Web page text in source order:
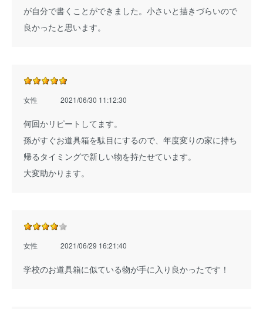
が自分で書くことができました。小さいと描きづらいので
良かったと思います。
女性 2021/06/30 11:12:30
何回かリピートしてます。
孫がすぐお道具箱を駄目にするので、年度変りの家に持ち
帰るタイミングで新しい物を持たせています。
大変助かります。
女性 2021/06/29 16:21:40
学校のお道具箱に似ている物が手に入り良かったです！